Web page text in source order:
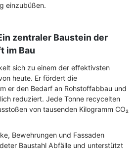
einzubüßen.
zentraler Baustein der
im Bau
sich zu einem der effektivsten
heute. Er fördert die
er den Bedarf an Rohstoffabbau und
reduziert. Jede Tonne recycelten
von tausenden Kilogramm CO₂
Bewehrungen und Fassaden
Baustahl Abfälle und unterstützt